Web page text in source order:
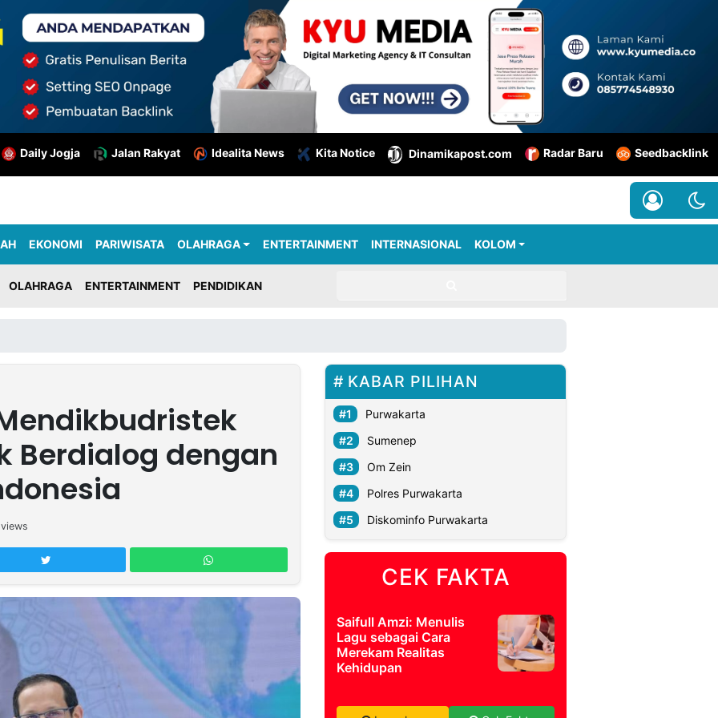
Daily Jogja Jalan Rakyat Idealita News Kita Notice Dinamikapost.com Radar Baru Seedbacklink
EKONOMI PARIWISATA OLAHRAGA ENTERTAINMENT INTERNASIONAL KOLOM
OLAHRAGA ENTERTAINMENT PENDIDIKAN
Berdialog dengan
views
KABAR PILIHAN
Purwakarta
Sumenep
Om Zein
Polres Purwakarta
Diskominfo Purwakarta
CEK FAKTA
Saifull Amzi: Menulis
Lagu sebagai Cara
Merekam Realitas
Kehidupan